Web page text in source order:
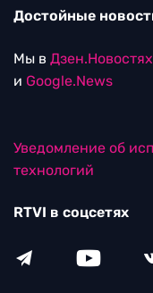
Достойные
Мы в Дзен.Новостях
и Google.News
Уведомление об
технологий
RTVI в соцсетях